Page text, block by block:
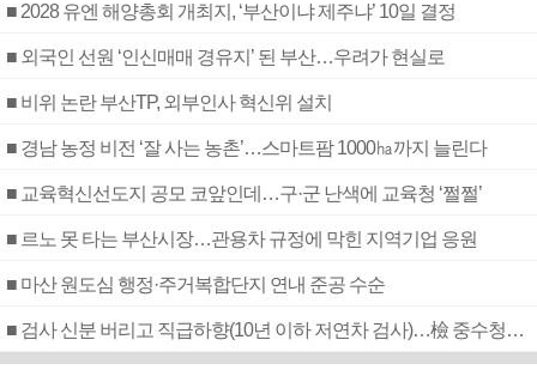
■ 2028 유엔 해양총회 개최지, ‘부산이냐 제주냐’ 10일 결정
■ 외국인 선원 ‘인신매매 경유지’ 된 부산…우려가 현실로
■ 비위 논란 부산TP, 외부인사 혁신위 설치
■ 경남 농정 비전 ‘잘 사는 농촌’…스마트팜 1000㏊까지 늘린다
■ 교육혁신선도지 공모 코앞인데…구·군 난색에 교육청 ‘쩔쩔’
■ 르노 못 타는 부산시장…관용차 규정에 막힌 지역기업 응원
■ 마산 원도심 행정·주거복합단지 연내 준공 수순
■ 검사 신분 버리고 직급하향(10년 이하 저연차 검사)…檢 중수청행 기피